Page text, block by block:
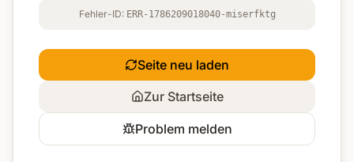
Fehler-ID: ERR-1786209018040-miserfktg
Seite neu laden
Zur Startseite
Problem melden